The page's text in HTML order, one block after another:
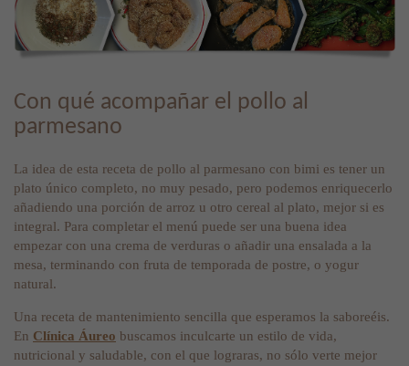
Con qué acompañar el pollo al
parmesano
La idea de esta receta de pollo al parmesano con bimi es tener un
plato único completo, no muy pesado, pero podemos enriquecerlo
añadiendo una porción de arroz u otro cereal al plato, mejor si es
integral. Para completar el menú puede ser una buena idea
empezar con una crema de verduras o añadir una ensalada a la
mesa, terminando con fruta de temporada de postre, o yogur
natural.
Una receta de mantenimiento sencilla que esperamos la saboreéis.
En Clínica Áureo buscamos inculcarte un estilo de vida,
nutricional y saludable, con el que lograras, no sólo verte mejor